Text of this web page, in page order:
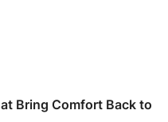
Bring Comfort Back to